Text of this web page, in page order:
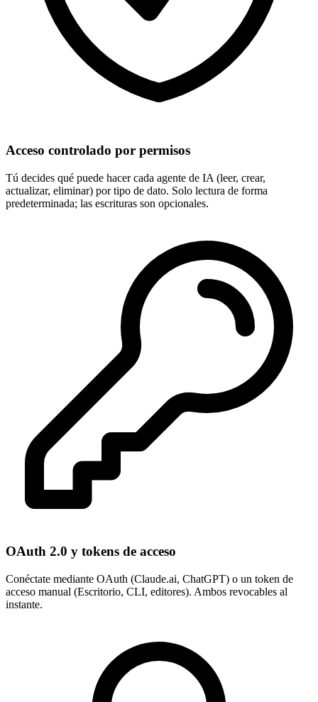
Acceso controlado por permisos
Tú decides qué puede hacer cada agente de IA (leer, crear,
actualizar, eliminar) por tipo de dato. Solo lectura de forma
predeterminada; las escrituras son opcionales.
OAuth 2.0 y tokens de acceso
Conéctate mediante OAuth (Claude.ai, ChatGPT) o un token de
acceso manual (Escritorio, CLI, editores). Ambos revocables al
instante.